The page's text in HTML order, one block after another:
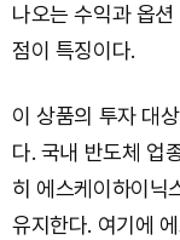
나오는 수익과 옵
점이 특징이다.
이 상품의 투자 대
다. 국내 반도체 업
히 에스케이하이닉
유지한다. 여기에